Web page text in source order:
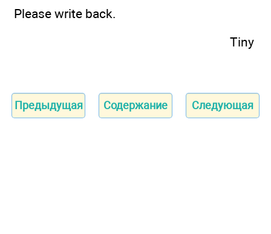
Please write back.
Tiny
Предыдущая Содержание Следующая